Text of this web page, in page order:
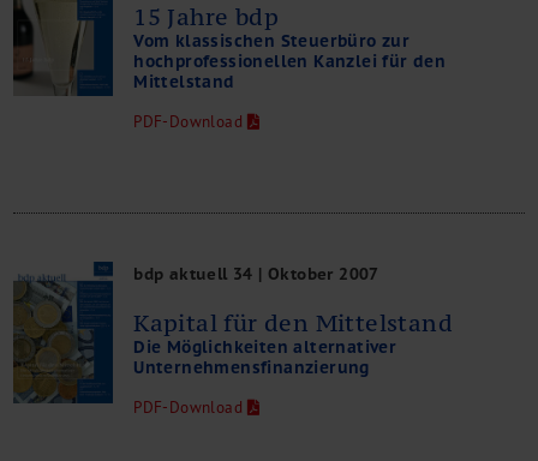
15 Jahre bdp
Vom klassischen Steuerbüro zur
hochprofessionellen Kanzlei für den
Mittelstand
PDF-Download
bdp aktuell 34 | Oktober 2007
Kapital für den Mittelstand
Die Möglichkeiten alternativer
Unternehmensfinanzierung
PDF-Download